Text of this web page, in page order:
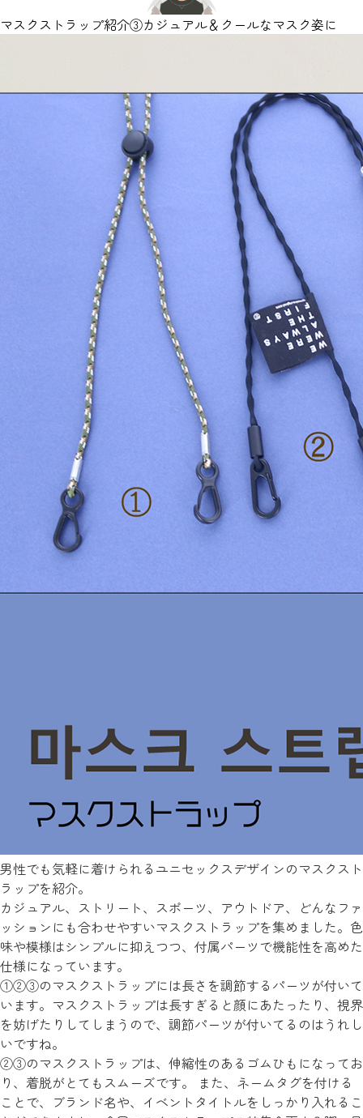
マスクストラップ紹介③カジュアル＆クールなマスク姿に
男性でも気軽に着けられるユニセックスデザインのマスクスト
ラップを紹介。
カジュアル、ストリート、スポーツ、アウトドア、どんなファ
ッションにも合わせやすいマスクストラップを集めました。色
味や模様はシンプルに抑えつつ、付属パーツで機能性を高めた
仕様になっています。
①②③のマスクストラップには長さを調節するパーツが付いて
います。マスクストラップは長すぎると顔にあたったり、視界
を妨げたりしてしまうので、調節パーツが付いてるのはうれし
いですね。
②③のマスクストラップは、伸縮性のあるゴムひもになってお
り、着脱がとてもスムーズです。 また、ネームタグを付ける
ことで、ブランド名や、イベントタイトルをしっかり入れるこ